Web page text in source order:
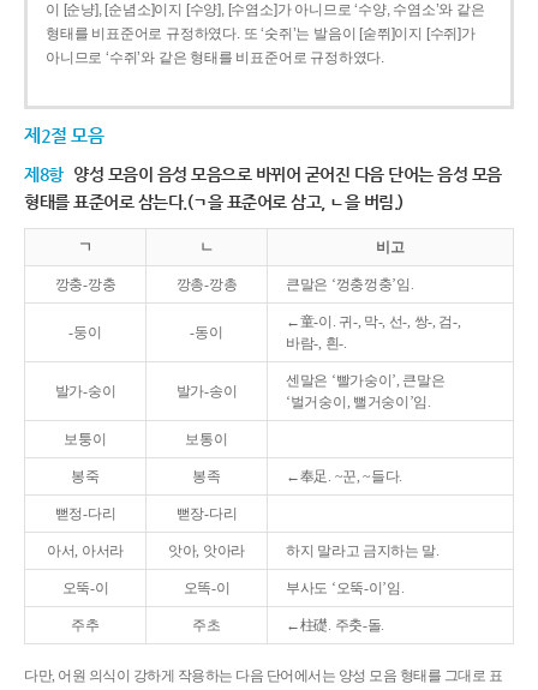
이 [순냥], [순념소]이지 [수양], [수염소]가 아니므로 ‘수양, 수염소’와 같은
형태를 비표준어로 규정하였다. 또 ‘숫쥐’는 발음이 [숟쮜]이지 [수쥐]가
아니므로 ‘수쥐’와 같은 형태를 비표준어로 규정하였다.
제2절 모음
제8항 양성 모음이 음성 모음으로 바뀌어 굳어진 다음 단어는 음성 모음
형태를 표준어로 삼는다.(ㄱ을 표준어로 삼고, ㄴ을 버림.)
ㄱ ㄴ 비고
깡충-깡충 깡총-깡총 큰말은 ‘껑충껑충’임.
-둥이 -동이
←童-이. 귀-, 막-, 선-, 쌍-, 검-,
바람-, 흰-.
발가-숭이 발가-송이
센말은 ‘빨가숭이’, 큰말은
‘벌거숭이, 뻘거숭이’임.
보퉁이 보통이
봉죽 봉족 ←奉足. ~꾼, ~들다.
뻗정-다리 뻗장-다리
아서, 아서라 앗아, 앗아라 하지 말라고 금지하는 말.
오뚝-이 오똑-이 부사도 ‘오뚝-이’임.
주추 주초 ←柱礎. 주춧-돌.
다만, 어원 의식이 강하게 작용하는 다음 단어에서는 양성 모음 형태를 그대로 표